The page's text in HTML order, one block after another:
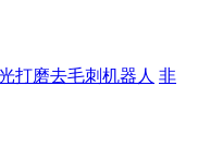
打磨去毛刺机器人 非